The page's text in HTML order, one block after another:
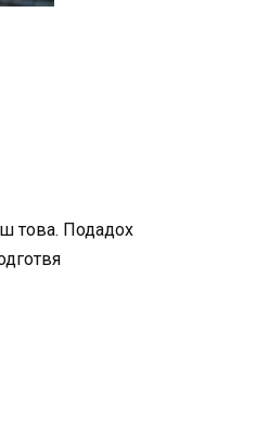
това. Подадох